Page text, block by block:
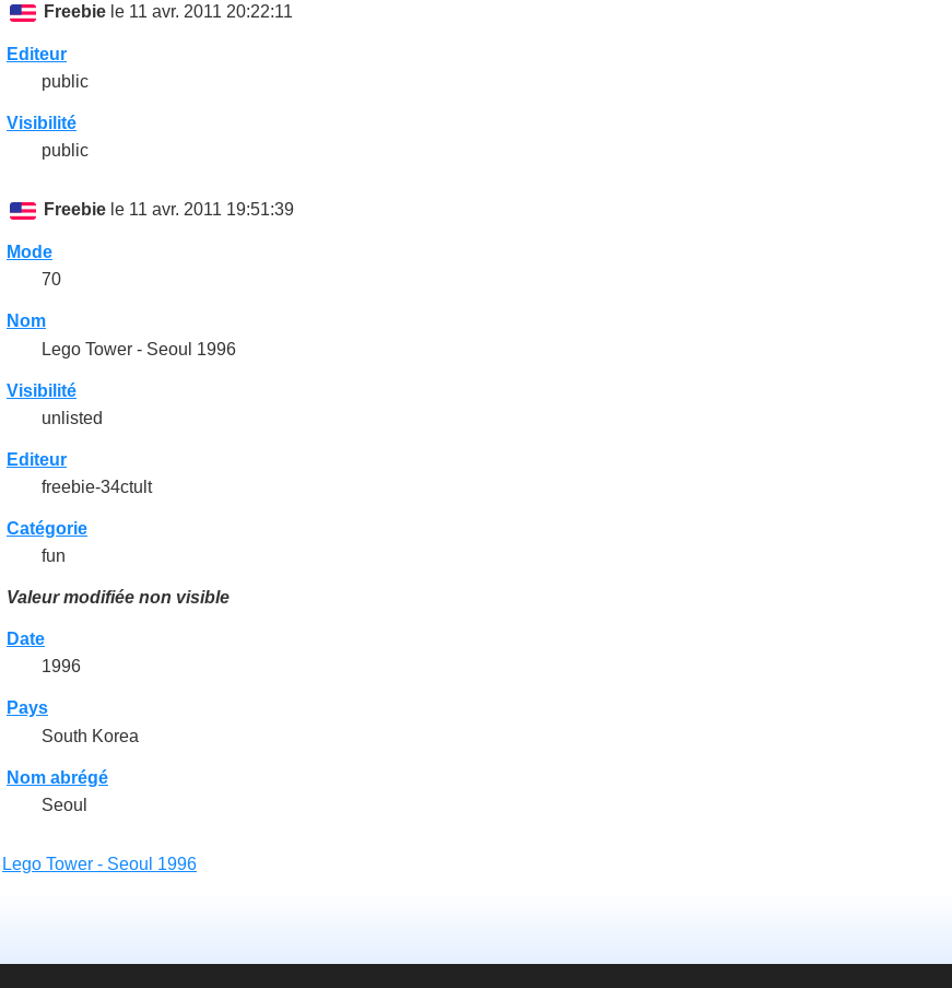
Freebie le 11 avr. 2011 20:22:11
Editeur
public
Visibilité
public
Freebie le 11 avr. 2011 19:51:39
Mode
70
Nom
Lego Tower - Seoul 1996
Visibilité
unlisted
Editeur
freebie-34ctult
Catégorie
fun
Valeur modifiée non visible
Date
1996
Pays
South Korea
Nom abrégé
Seoul
Lego Tower - Seoul 1996